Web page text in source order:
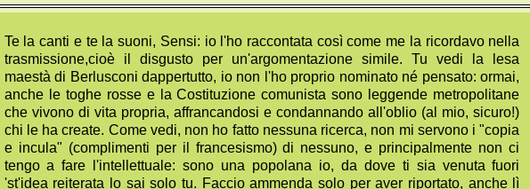
Te la canti e te la suoni, Sensi: io l'ho raccontata così come me la ricordavo nella
trasmissione,cioè il disgusto per un'argomentazione simile. Tu vedi la lesa
maestà di Berlusconi dappertutto, io non l'ho proprio nominato né pensato: ormai,
anche le toghe rosse e la Costituzione comunista sono leggende metropolitane
che vivono di vita propria, affrancandosi e condannando all'oblio (al mio, sicuro!)
chi le ha create. Come vedi, non ho fatto nessuna ricerca, non mi servono i "copia
e incula" (complimenti per il francesismo) di nessuno, e principalmente non ci
tengo a fare l'intellettuale: sono una popolana io, da dove ti sia venuta fuori
'st'idea reiterata lo sai solo tu. Faccio ammenda solo per aver riportato, anche lì